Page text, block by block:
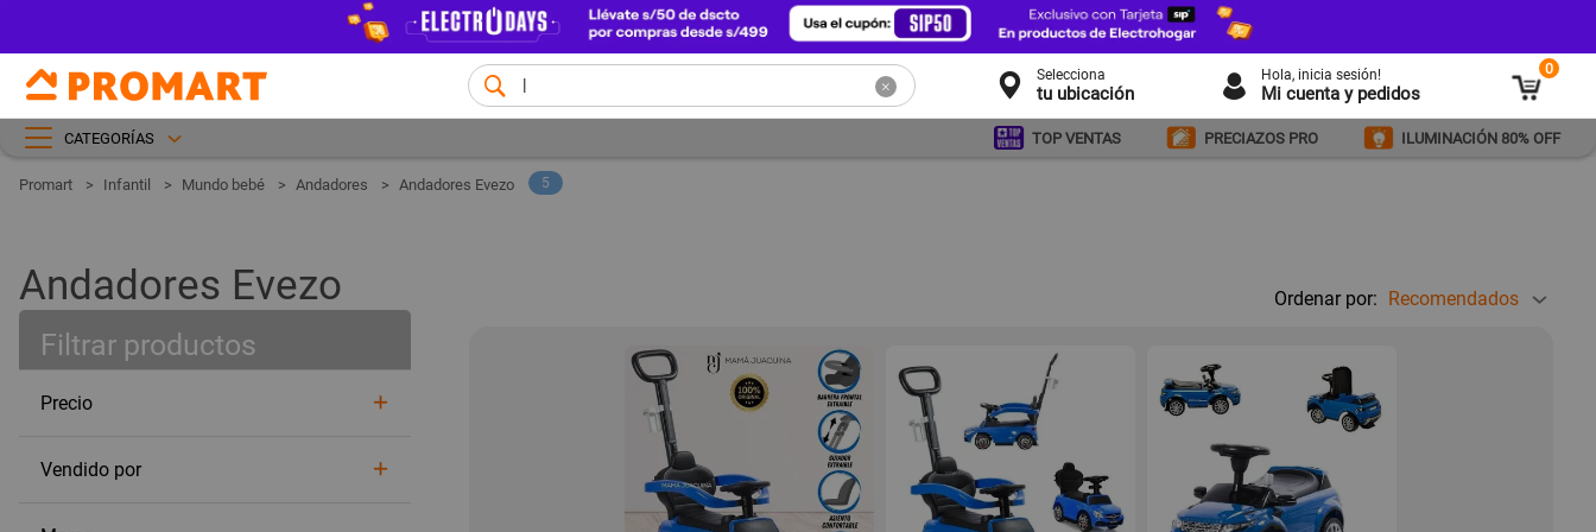
Selecciona
tu ubicación
Hola, inicia sesión!
Mi cuenta y pedidos
0
CATEGORÍAS TOP VENTAS PRECIAZOS PRO ILUMINACIÓN 80% OFF
Infantil Mundo bebé Andadores Andadores Evezo 5
Andadores Evezo
Filtrar productos
Precio
Vendido por
Ordenar por: Recomendados